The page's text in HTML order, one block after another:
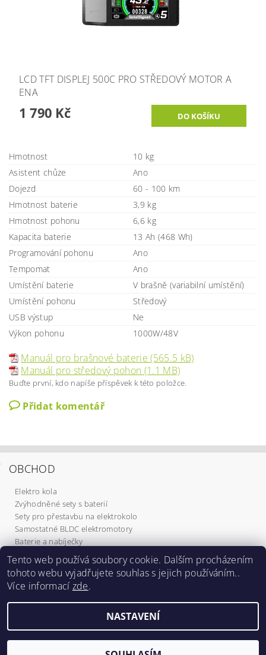
LCD TFT DISPLEJ 500C PRO STŘEDOVÝ MOTOR A
ENA
1 790 Kč
Hmotnost
10 kg
Asistent chůze
Ano
Dojezd
60 - 100 km
Hmotnost baterie
3,9 kg
Hmotnost pohonu
6,6 kg
Kapacita baterie
13 Ah (468 Wh)
Programování pohonu
Ano
Tempomat
Ano
Umístění baterie
V brašně (variabilní umístění)
Umístění pohonu
Středový
USB výstup
Ne
Výkon pohonu
1000W/48V
Manuál pro brašnové baterie (565.5 kB)
Manuál pro středový pohon (1.1 MB)
Buďte první, kdo napíše příspěvek k této položce.
Přidat komentář
OBCHOD
Elektro kola
Zvýhodněné sety s baterií
Sety pro přestavbu na elektrokolo
Samostatné BLDC elektromotory
Baterie a nabíječky
Komponenty
Elektrokoloběžky
Služby
Dárkové poukazy
Elektrokola Michal, všechna práva vyhrazena
Vytvořil Shoptet
Tento web používá soubory cookie. Dalším procházením
tohoto webu vyjadřujete souhlas s jejich používáním..
Více informací zde.
NASTAVENÍ